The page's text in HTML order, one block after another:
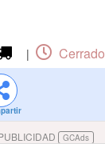
| Cerrado
GCAds